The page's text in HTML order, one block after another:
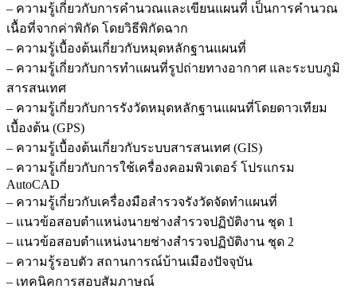
– ความรู้เกี่ยวกับการคำนวณและเขียนแผนที่ เป็นการคำนวณ
เนื้อที่จากค่าพิกัด โดยวิธีพิกัดฉาก
– ความรู้เบื้องต้นเกี่ยวกับหมุดหลักฐานแผนที่
– ความรู้เกี่ยวกับการทำแผนที่รูปถ่ายทางอากาศ และระบบภูมิ
สารสนเทศ
– ความรู้เกี่ยวกับการรังวัดหมุดหลักฐานแผนที่โดยดาวเทียม
เบื้องต้น (GPS)
– ความรู้เบื้องต้นเกี่ยวกับระบบสารสนเทศ (GIS)
– ความรู้เกี่ยวกับการใช้เครื่องคอมพิวเตอร์ โปรแกรม
AutoCAD
– ความรู้เกี่ยวกับเครื่องมือสำรวจรังวัดจัดทำแผนที่
– แนวข้อสอบตำแหน่งนายช่างสำรวจปฏิบัติงาน ชุด 1
– แนวข้อสอบตำแหน่งนายช่างสำรวจปฏิบัติงาน ชุด 2
– ความรู้รอบตัว สถานการณ์บ้านเมืองปัจจุบัน
– เทคนิคการสอบสัมภาษณ์